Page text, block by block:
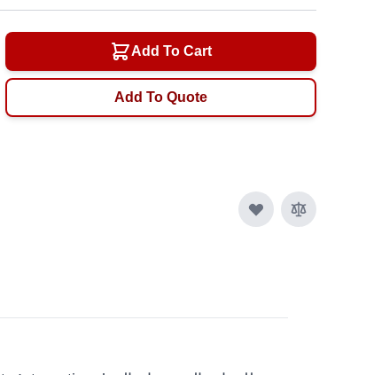
Add To Cart
Add To Quote